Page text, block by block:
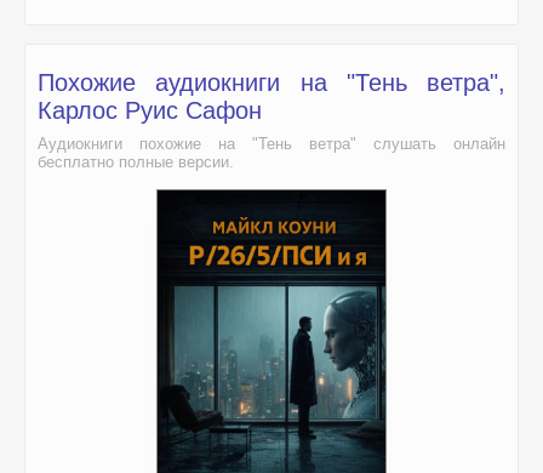
Похожие аудиокниги на "Тень ветра",
Карлос Руис Сафон
Аудиокниги похожие на "Тень ветра" слушать онлайн
бесплатно полные версии.